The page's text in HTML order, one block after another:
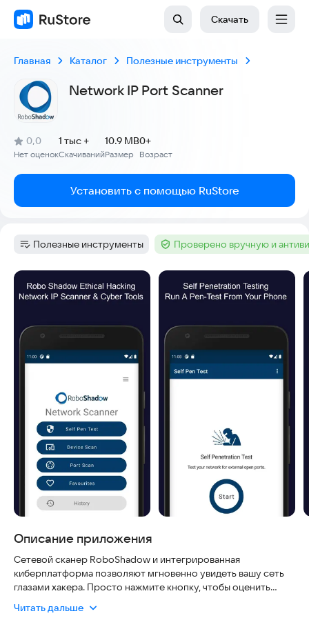
Скачать
Главная Каталог Полезные инструменты
Network IP Port Scanner
Рейтинг:
0,0
(
Нет оценок
)
Скачиваний
1 тыс +
Размер
10.9 MB
Возраст
0+
Установить с помощью RuStore
Категория:
Полезные инструменты Тег :Проверено вручную и
Скриншоты
Описание приложения
Сетевой сканер RoboShadow и интегрированная
киберплатформа позволяют мгновенно увидеть вашу сеть
глазами хакера. Просто нажмите кнопку, чтобы оценить
чем 2 минуты, выявляя слабые места и помогая защитить их.
Читать дальше